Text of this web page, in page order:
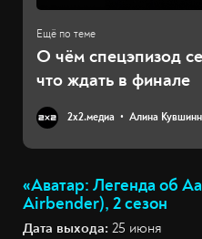
О чём спецэпизод
что ждать в финале
2х2.медиа Алина
«Аватар: Легенда об
Airbender), 2 сезон
Дата выхода: 25 июня